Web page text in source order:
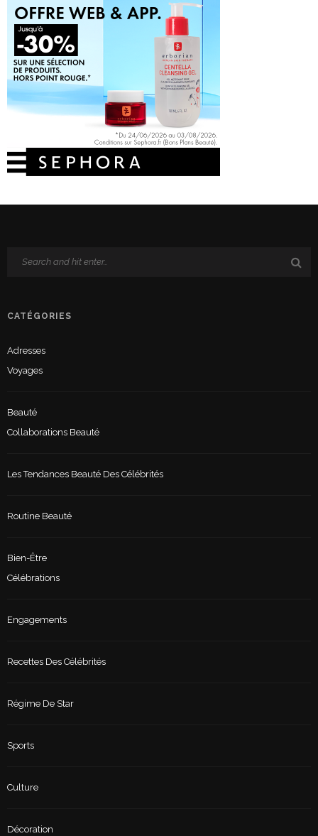
CATÉGORIES
Adresses
Voyages
Beauté
Collaborations Beauté
Les Tendances Beauté Des Célébrités
Routine Beauté
Bien-Être
Célébrations
Engagements
Recettes Des Célébrités
Régime De Star
Sports
Culture
Décoration